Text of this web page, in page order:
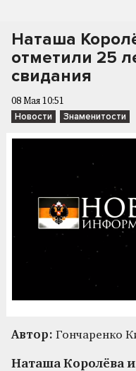
Наташа
отметили 25
свидания
08 Мая 10:51
Новости Знаменитости
Автор: Гончаренко
Наташа Королёва